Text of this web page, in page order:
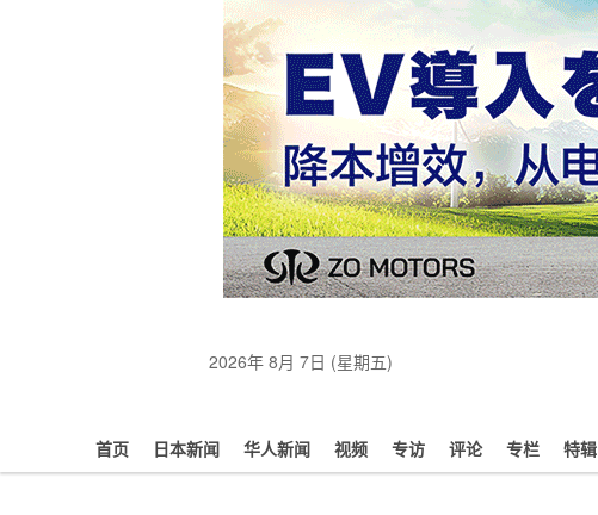
2026年 8月 7日 (星期五)
首页 日本新闻 华人新闻 视频 专访 评论 专栏 特辑